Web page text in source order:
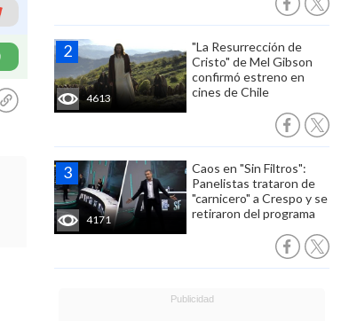
4613
"La Resurrección de
Cristo" de Mel Gibson
confirmó estreno en
cines de Chile
4171
Caos en "Sin Filtros":
Panelistas trataron de
"carnicero" a Crespo y se
retiraron del programa